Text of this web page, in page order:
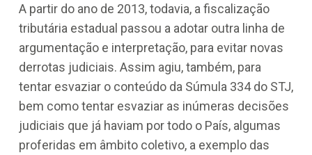
A partir do ano de 2013, todavia, a fiscalização
tributária estadual passou a adotar outra linha de
argumentação e interpretação, para evitar novas
derrotas judiciais. Assim agiu, também, para
tentar esvaziar o conteúdo da Súmula 334 do STJ,
bem como tentar esvaziar as inúmeras decisões
judiciais que já haviam por todo o País, algumas
proferidas em âmbito coletivo, a exemplo das